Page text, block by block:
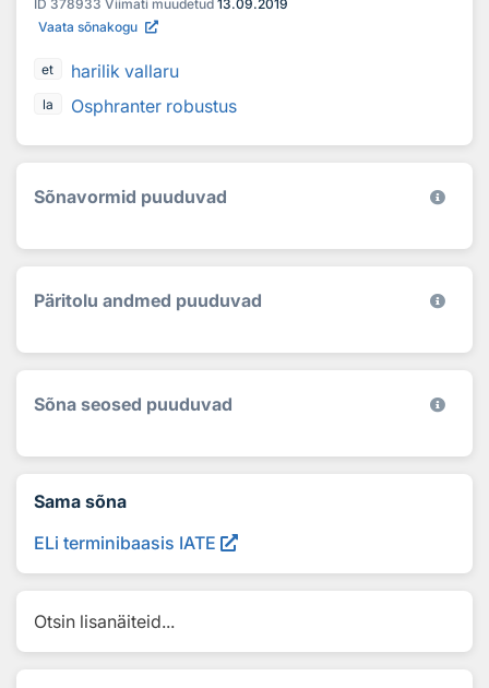
ID 378933 Viimati muudetud 13.09.2019
Vaata sõnakogu
et harilik vallaru
la Osphranter robustus
Sõnavormid puuduvad
Päritolu andmed puuduvad
Sõna seosed puuduvad
Sama sõna
ELi terminibaasis IATE
Otsin lisanäiteid...